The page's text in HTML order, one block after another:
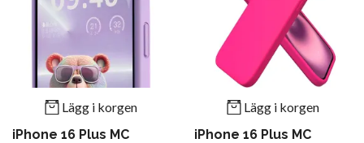
Lägg i korgen
iPhone 16 Plus MC
Lägg i korgen
iPhone 16 Plus MC